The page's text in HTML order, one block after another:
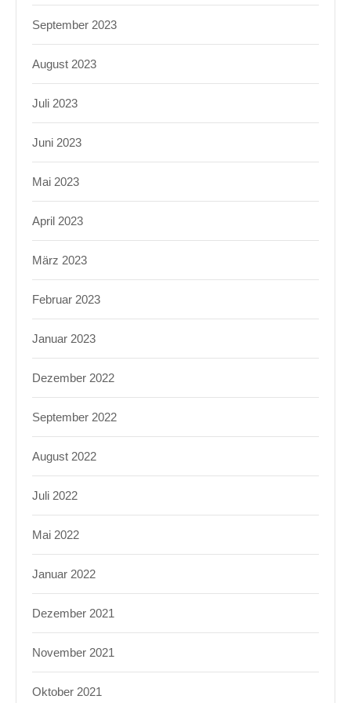
September 2023
August 2023
Juli 2023
Juni 2023
Mai 2023
April 2023
März 2023
Februar 2023
Januar 2023
Dezember 2022
September 2022
August 2022
Juli 2022
Mai 2022
Januar 2022
Dezember 2021
November 2021
Oktober 2021